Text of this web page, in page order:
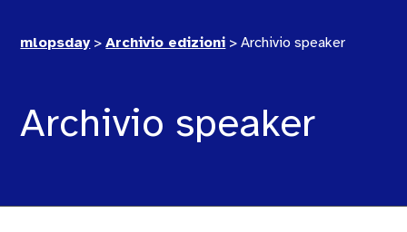
mlopsday >Archivio edizioni >Archivio speaker
Archivio speaker